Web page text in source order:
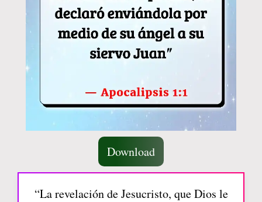
Download
“La revelación de Jesucristo, que Dios le